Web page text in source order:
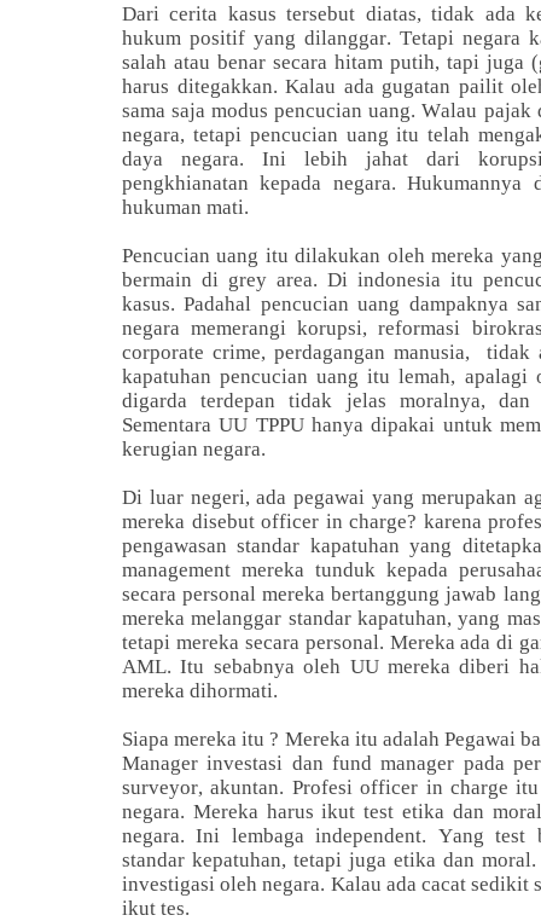
Dari cerita kasus tersebut diatas, tidak ada
hukum positif yang dilanggar. Tetapi negara
salah atau benar secara hitam putih, tapi juga
harus ditegakkan. Kalau ada gugatan pailit
sama saja modus pencucian uang. Walau
negara, tetapi pencucian uang itu telah
daya negara. Ini lebih jahat dari
pengkhianatan kepada negara. Hukumannya
hukuman mati.
Pencucian uang itu dilakukan oleh mereka
bermain di grey area. Di indonesia itu
kasus. Padahal pencucian uang dampaknya
negara memerangi korupsi, reformasi
corporate crime, perdagangan manusia,
kapatuhan pencucian uang itu lemah,
digarda terdepan tidak jelas moralnya, dan
Sementara UU TPPU hanya dipakai untuk
kerugian negara.
Di luar negeri, ada pegawai yang merupakan
mereka disebut officer in charge? karena
pengawasan standar kapatuhan yang
management mereka tunduk kepada
secara personal mereka bertanggung jawab
mereka melanggar standar kapatuhan, yang
tetapi mereka secara personal. Mereka ada di
AML. Itu sebabnya oleh UU mereka diberi
mereka dihormati.
Siapa mereka itu ? Mereka itu adalah Pegawai
Manager investasi dan fund manager pada
surveyor, akuntan. Profesi officer in charge
negara. Mereka harus ikut test etika dan
negara. Ini lembaga independent. Yang test
standar kepatuhan, tetapi juga etika dan
investigasi oleh negara. Kalau ada cacat sedikit
ikut tes.